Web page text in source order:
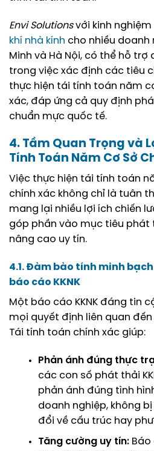
Envi Solutionsvới kinh nghiệm
khí nhà kính cho nhiều doanh
Minh và Hà Nội, có thể hỗ trợ
trong việc xác định các tiêu
thực hiện tái tính toán năm
xác, đáp ứng cả quy định
chuẩn mực quốc tế.
4. Tầm Quan Trọng và
Tính Toán Năm Cơ Sở
Việc thực hiện tái tính toán
chính xác không chỉ là tuân
mang lại nhiều lợi ích chiến
góp phần vào mục tiêu phát
nâng cao uy tín.
4.1. Đảm bảo tính minh
báo cáo KKNK
Một báo cáo KKNK đáng tin
mọi quyết định liên quan
Tái tính toán chính xác giúp:
Phản ánh đúng thực
các con số phát thải
phản ánh đúng tình
doanh nghiệp, không
đổi về cấu trúc hay
Tăng cường uy tín: Báo